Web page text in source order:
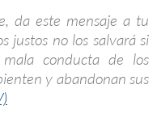
da este mensaje a tu
justos no los salvará si
conducta de los
y abandonan sus